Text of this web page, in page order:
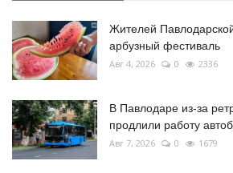
Жителей
арбузный фестиваль
Авг 4, 2026 0 2336
В Павлодаре из-за
продлили работу
Авг 7, 2026 0 1679